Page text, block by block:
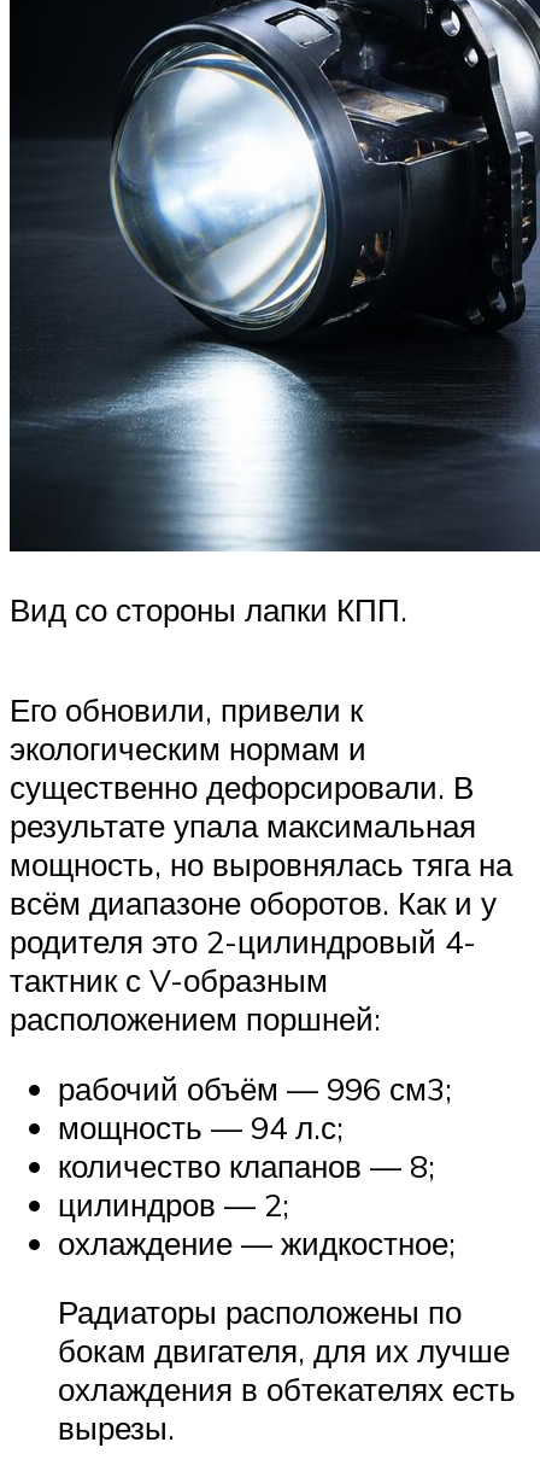
Вид со стороны лапки КПП.
Его обновили, привели к
экологическим нормам и
существенно дефорсировали. В
результате упала максимальная
мощность, но выровнялась тяга на
всём диапазоне оборотов. Как и у
родителя это 2-цилиндровый 4-
тактник с V-образным
расположением поршней:
рабочий объём — 996 см3;
мощность — 94 л.с;
количество клапанов — 8;
цилиндров — 2;
охлаждение — жидкостное;
Радиаторы расположены по
бокам двигателя, для их лучше
охлаждения в обтекателях есть
вырезы.